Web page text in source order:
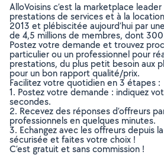
AlloVoisins c’est la marketplace
prestations de services et à la
2013 et plébiscitée aujourd’hui par
de 4,5 millions de membres, dont
Postez votre demande et trouvez
particulier ou un professionnel pour
prestations, du plus petit besoin aux
pour un bon rapport qualité/prix.
Facilitez votre quotidien en 3 étapes :
1. Postez votre demande : indiquez
secondes.
2. Recevez des réponses d’offreurs
professionnels en quelques minutes.
3. Echangez avec les offreurs depuis
sécurisée et faites votre choix !
C’est gratuit et sans commission !